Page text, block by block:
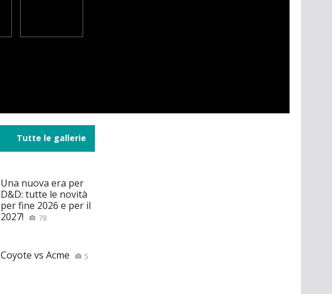
Tutte le gallerie
Una nuova era per
D&D: tutte le novità
per fine 2026 e per il
2027!
78
Coyote vs Acme 5